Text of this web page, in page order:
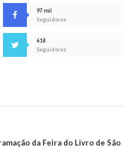
97 mil
Seguidores
618
Seguidores
da Feira do Livro de São